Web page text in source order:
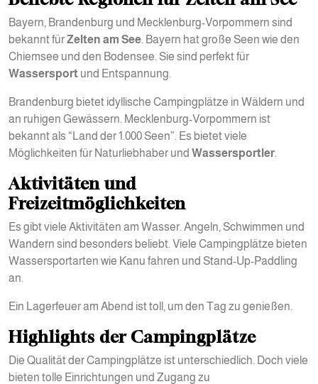
Bayern, Brandenburg und Mecklenburg-Vorpommern sind
bekannt fürZelten am See. Bayern hat große Seen wie den
Chiemsee und den Bodensee. Sie sind perfekt für
Wassersport und Entspannung.
Brandenburg bietet idyllische Campingplätze in Wäldern und
an ruhigen Gewässern. Mecklenburg-Vorpommern ist
bekannt als “Land der 1.000 Seen”. Es bietet viele
Möglichkeiten für Naturliebhaber und Wassersportler.
Aktivitäten und
Freizeitmöglichkeiten
Es gibt viele Aktivitäten am Wasser. Angeln, Schwimmen und
Wandern sind besonders beliebt. Viele Campingplätze bieten
Wassersportarten wie Kanu fahren und Stand-Up-Paddling
an.
Ein Lagerfeuer am Abend ist toll, um den Tag zu genießen.
Highlights der Campingplätze
Die Qualität der Campingplätze ist unterschiedlich. Doch viele
bieten tolle Einrichtungen und Zugang zu